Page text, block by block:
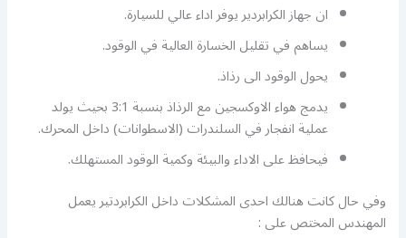
ان جهاز الكرابردير يوفر اداء عالي للسيارة.
يساهم في تقليل الخسارة العالية في الوقود.
يحول الوقود الى رذاذ.
يدمج هواء الاوكسجين مع الرذاذ بنسبة 3:1 بحيث يولد
عملية انفجار في السلندرات (الاسطوانات) داخل المحرك.
فيحافظ على الاداء والبيئة وكمية الوقود المستهلك.
وفي حال كانت هنالك احدى المشكلات داخل الكرابردتير يعمل
المهندس المختص على :